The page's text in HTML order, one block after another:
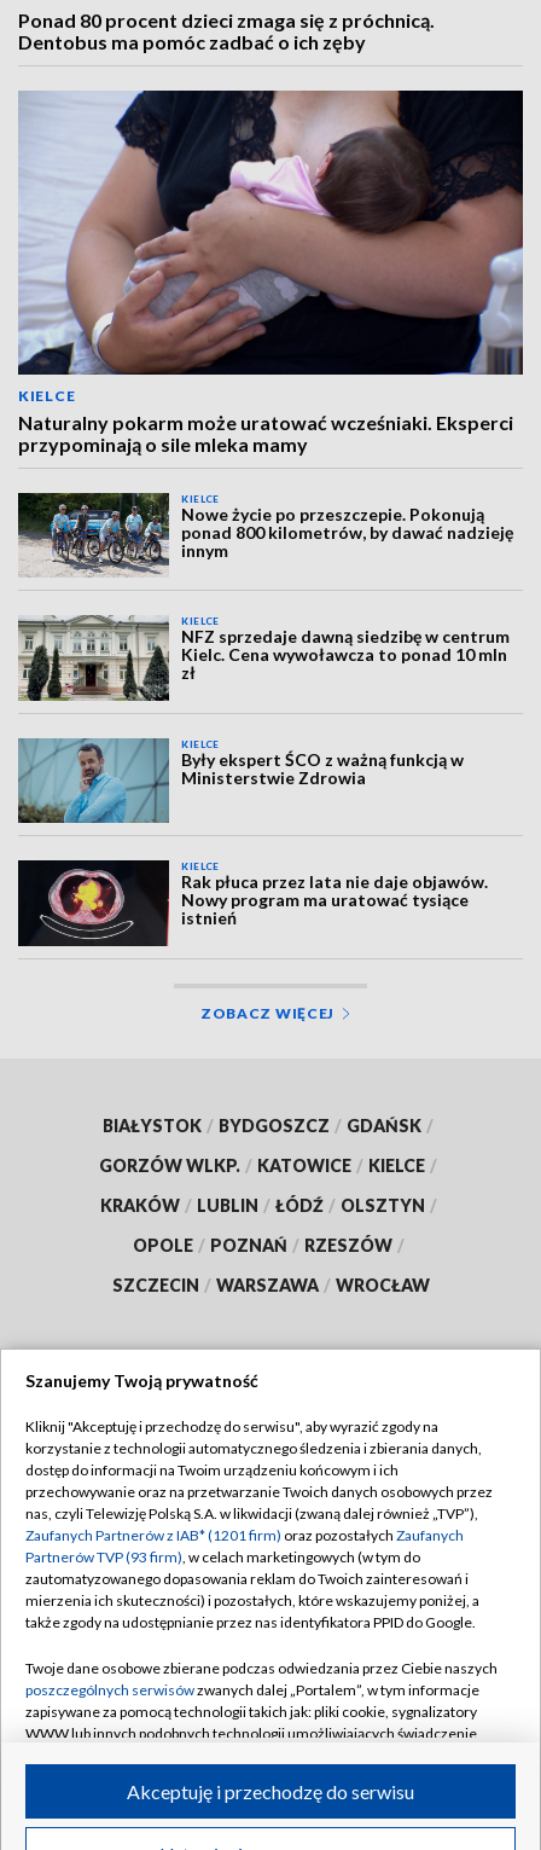
Ponad 80 procent dzieci zmaga się z próchnicą.
Dentobus ma pomóc zadbać o ich zęby
KIELCE
Naturalny pokarm może uratować wcześniaki. Eksperci
przypominają o sile mleka mamy
KIELCE
Nowe życie po przeszczepie. Pokonują
ponad 800 kilometrów, by dawać nadzieję
innym
KIELCE
NFZ sprzedaje dawną siedzibę w centrum
Kielc. Cena wywoławcza to ponad 10 mln
zł
KIELCE
Były ekspert ŚCO z ważną funkcją w
Ministerstwie Zdrowia
KIELCE
Rak płuca przez lata nie daje objawów.
Nowy program ma uratować tysiące
istnień
ZOBACZ WIĘCEJ
BIAŁYSTOK / BYDGOSZCZ / GDAŃSK /
GORZÓW WLKP. / KATOWICE / KIELCE /
KRAKÓW / LUBLIN / ŁÓDŹ / OLSZTYN /
OPOLE / POZNAŃ / RZESZÓW /
SZCZECIN / WARSZAWA / WROCŁAW
TVP
Abonament TVP
Emisja w TVP
Centrum informacji TVP
Naziemna Telewizja Cyfrowa
Rada Programowa
System NOS
Informacje o nadawcy
Program dla prasy
Regulamin TVP
Polityka prywatności
Moje zgody
Pomoc
Kontakt
Kanały
©2026 Telewizja Polska S.A. w likwidacji
Szanujemy Twoją prywatność
Kliknij "Akceptuję i przechodzę do serwisu", aby wyrazić zgody na
korzystanie z technologii automatycznego śledzenia i zbierania danych,
dostęp do informacji na Twoim urządzeniu końcowym i ich
przechowywanie oraz na przetwarzanie Twoich danych osobowych przez
nas, czyli Telewizję Polską S.A. w likwidacji (zwaną dalej również „TVP”),
Zaufanych Partnerów z IAB* (1201 firm) oraz pozostałych Zaufanych
Partnerów TVP (93 firm), w celach marketingowych (w tym do
zautomatyzowanego dopasowania reklam do Twoich zainteresowań i
mierzenia ich skuteczności) i pozostałych, które wskazujemy poniżej, a
także zgody na udostępnianie przez nas identyfikatora PPID do Google.
Twoje dane osobowe zbierane podczas odwiedzania przez Ciebie naszych
poszczególnych serwisówzwanych dalej „Portalem”, w tym informacje
zapisywane za pomocą technologii takich jak: pliki cookie, sygnalizatory
WWW lub innych podobnych technologii umożliwiających świadczenie
ruchu w Internecie.
Twoje dane osobowe zbierane podczas odwiedzania przez Ciebie
Akceptuję i przechodzę do serwisu